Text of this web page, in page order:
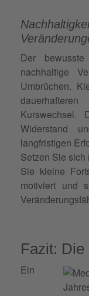
Der
nachhaltige
Umbrüchen.
Kurswechsel.
Widerstand
langfristigen
Setzen Sie
Sie kleine
motiviert und
Fazit:
Ein